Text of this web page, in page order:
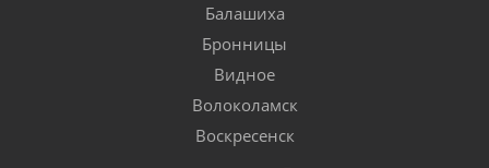
Балашиха
Бронницы
Видное
Волоколамск
Воскресенск